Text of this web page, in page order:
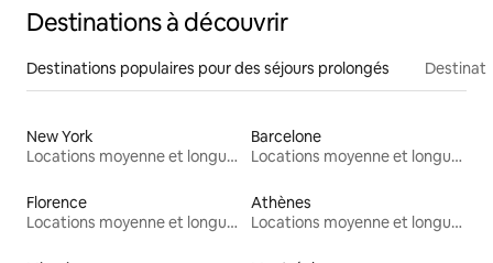
Destinations à découvrir
Destinations populaires pour des séjours prolongés
New York
Locations moyenne et longue durée
Barcelone
Locations moyenne et longue durée
Florence
Locations moyenne et longue durée
Athènes
Locations moyenne et longue durée